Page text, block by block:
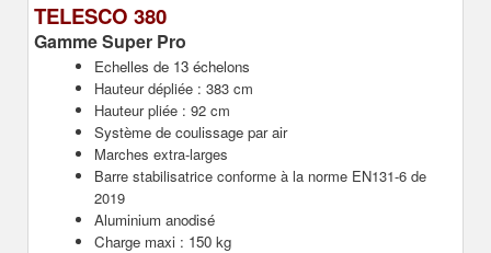
TELESCO 380
Gamme Super Pro
Echelles de 13 échelons
Hauteur dépliée : 383 cm
Hauteur pliée : 92 cm
Système de coulissage par air
Marches extra-larges
Barre stabilisatrice conforme à la norme EN131-6 de
2019
Aluminium anodisé
Charge maxi : 150 kg